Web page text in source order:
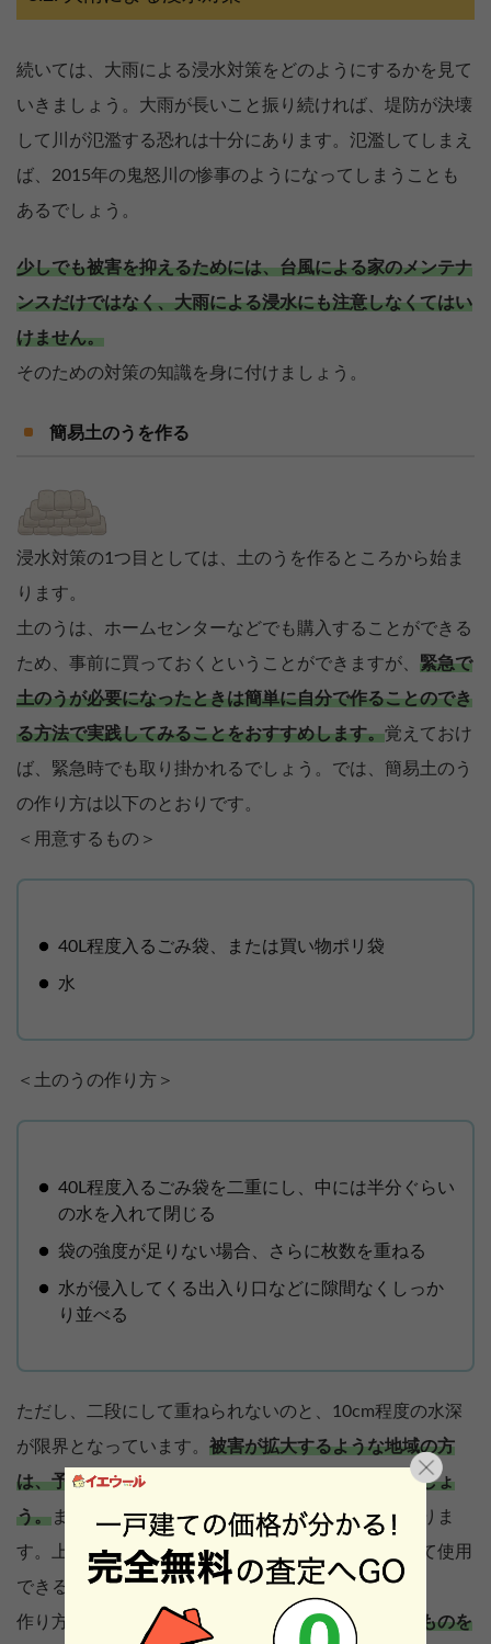
続いては、大雨による浸水対策をどのようにするかを見て
いきましょう。大雨が長いこと振り続ければ、堤防が決壊
して川が氾濫する恐れは十分にあります。氾濫してしまえ
ば、2015年の鬼怒川の惨事のようになってしまうことも
あるでしょう。
少しでも被害を抑えるためには、台風による家のメンテナ
ンスだけではなく、大雨による浸水にも注意しなくてはい
けません。
そのための対策の知識を身に付けましょう。
簡易土のうを作る
浸水対策の1つ目としては、土のうを作るところから始ま
ります。
土のうは、ホームセンターなどでも購入することができる
ため、事前に買っておくということができますが、 緊急で
土のうが必要になったときは簡単に自分で作ることのでき
る方法で実践してみることをおすすめします。覚えておけ
ば、緊急時でも取り掛かれるでしょう。では、簡易土のう
の作り方は以下のとおりです。
＜用意するもの＞
40L程度入るごみ袋、または買い物ポリ袋
水
＜土のうの作り方＞
40L程度入るごみ袋を二重にし、中には半分ぐらい
の水を入れて閉じる
袋の強度が足りない場合、さらに枚数を重ねる
水が侵入してくる出入り口などに隙間なくしっか
り並べる
ただし、二段にして重ねられないのと、10cm程度の水深
が限界となっています。 被害が拡大するような地域の方
は、予めきちんとした土のうを買っておくと良いでしょ
う。また、段ボールを併用した土のうの作り方もありま
す。上記の土のうを段ボールに入れることで、重ねて使用
できるようになります。
作り方ではごみ袋で紹介しましたが、もっと丈夫なものを